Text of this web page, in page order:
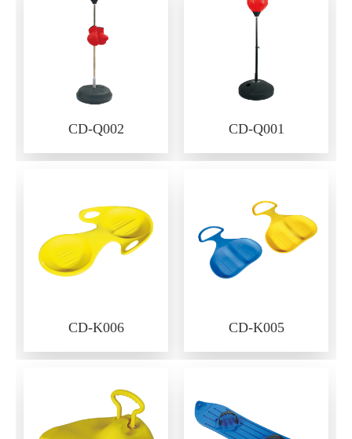
CD-Q002 CD-Q001
CD-K006 CD-K005